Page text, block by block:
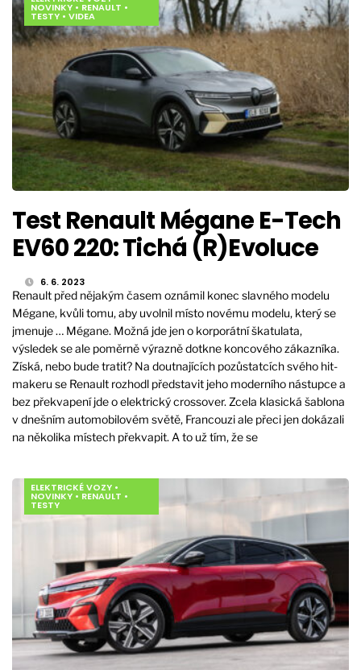
NOVINKY • RENAULT •
TESTY • VIDEA
Test Renault Mégane E-Tech
EV60 220: Tichá (R)Evoluce
6. 6. 2023
Renault před nějakým časem oznámil konec slavného modelu
Mégane, kvůli tomu, aby uvolnil místo novému modelu, který se
jmenuje … Mégane. Možná jde jen o korporátní škatulata,
výsledek se ale poměrně výrazně dotkne koncového zákazníka.
Získá, nebo bude tratit? Na doutnajících pozůstatcích svého hit-
makeru se Renault rozhodl představit jeho moderního nástupce a
bez překvapení jde o elektrický crossover. Zcela klasická šablona
v dnešním automobilovém světě, Francouzi ale přeci jen dokázali
na několika místech překvapit. A to už tím, že se
ELEKTRICKÉ VOZY •
NOVINKY • RENAULT •
TESTY